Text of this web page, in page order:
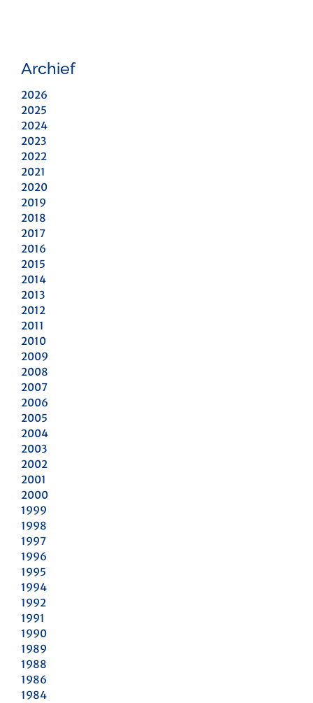
Archief
2026
2025
2024
2023
2022
2021
2020
2019
2018
2017
2016
2015
2014
2013
2012
2011
2010
2009
2008
2007
2006
2005
2004
2003
2002
2001
2000
1999
1998
1997
1996
1995
1994
1992
1991
1990
1989
1988
1986
1984